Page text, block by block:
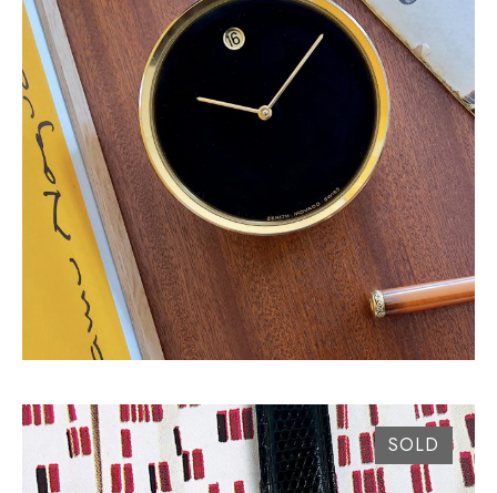
HORLOGE ÉLECTRIQUE ZENITH MOVADO
MUSEUM CIRCA 1960
SOLD